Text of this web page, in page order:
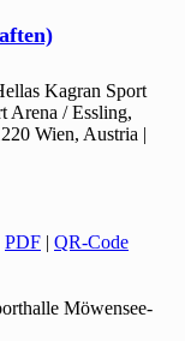
Kagran Sport
Arena / Essling,
Wien, Austria |
PDF | QR-Code
Möwensee-